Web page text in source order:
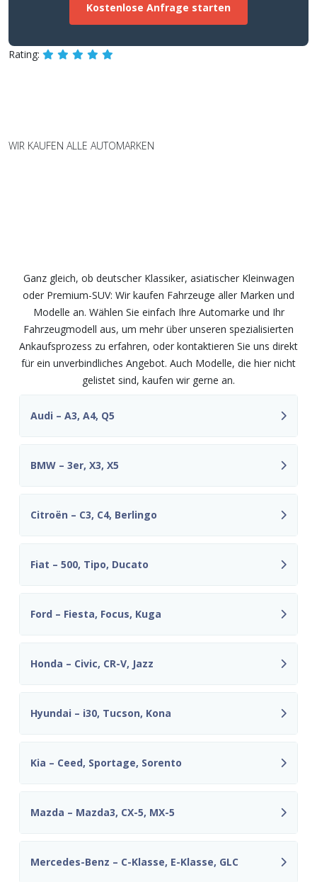
Kostenlose Anfrage starten
Rating:
WIR KAUFEN ALLE AUTOMARKEN
Ganz gleich, ob deutscher Klassiker, asiatischer Kleinwagen
oder Premium-SUV: Wir kaufen Fahrzeuge aller Marken und
Modelle an. Wählen Sie einfach Ihre Automarke und Ihr
Fahrzeugmodell aus, um mehr über unseren spezialisierten
Ankaufsprozess zu erfahren, oder kontaktieren Sie uns direkt
für ein unverbindliches Angebot. Auch Modelle, die hier nicht
gelistet sind, kaufen wir gerne an.
Audi – A3, A4, Q5
BMW – 3er, X3, X5
Citroën – C3, C4, Berlingo
Fiat – 500, Tipo, Ducato
Ford – Fiesta, Focus, Kuga
Honda – Civic, CR-V, Jazz
Hyundai – i30, Tucson, Kona
Kia – Ceed, Sportage, Sorento
Mazda – Mazda3, CX-5, MX-5
Mercedes-Benz – C-Klasse, E-Klasse, GLC